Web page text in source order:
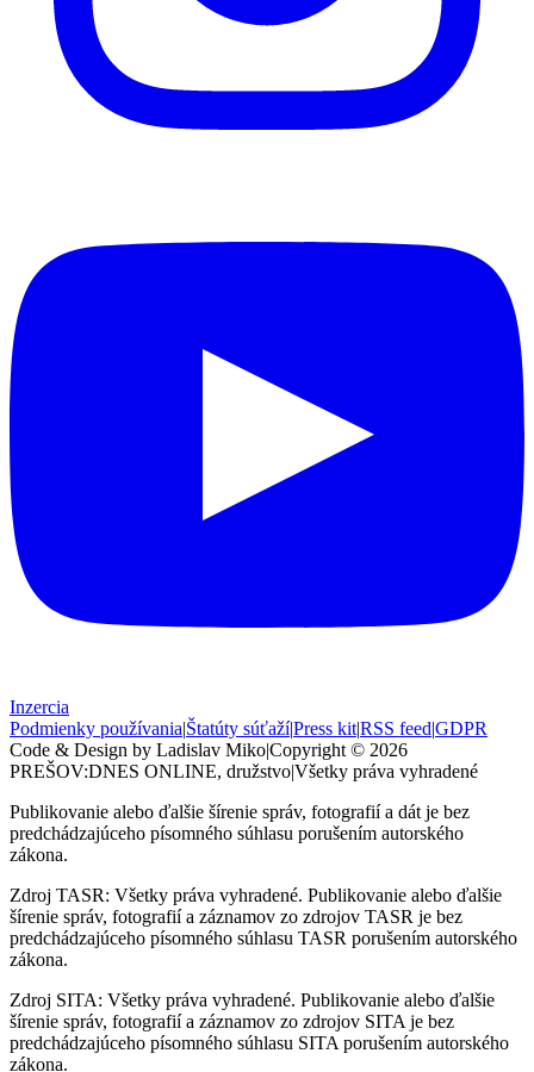
Inzercia
Podmienky používania|Štatúty súťaží|Press kit|RSS feed|GDPR
Code & Design by Ladislav Miko|Copyright © 2026
PREŠOV:DNES ONLINE, družstvo|Všetky práva vyhradené
Publikovanie alebo ďalšie šírenie správ, fotografií a dát je bez
predchádzajúceho písomného súhlasu porušením autorského
zákona.
Zdroj TASR: Všetky práva vyhradené. Publikovanie alebo ďalšie
šírenie správ, fotografií a záznamov zo zdrojov TASR je bez
predchádzajúceho písomného súhlasu TASR porušením autorského
zákona.
Zdroj SITA: Všetky práva vyhradené. Publikovanie alebo ďalšie
šírenie správ, fotografií a záznamov zo zdrojov SITA je bez
predchádzajúceho písomného súhlasu SITA porušením autorského
zákona.